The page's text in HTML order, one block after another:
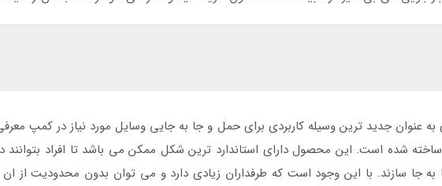
جدید ترین وسیله کاربردی برای حمل و جا به جایی وسایل مورد نیاز در کمپ
شده است. این محصول دارای استاندارد ترین شکل ممکن می باشد تا افراد بتوانند در
جا سازند. با این وجود است که طرفداران زیادی دارد و می توان بدون محدودیت از ان